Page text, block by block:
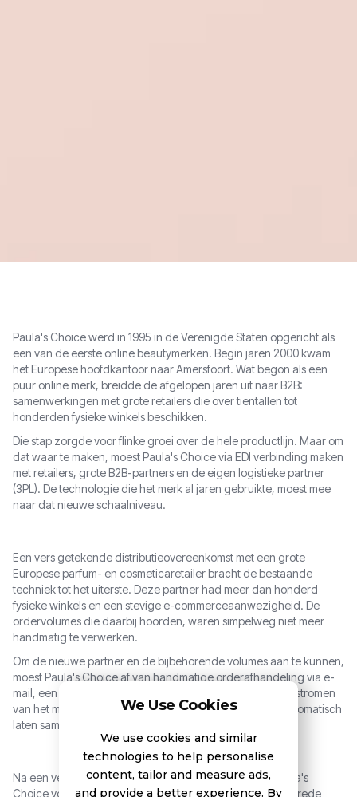
Paula's Choice werd in 1995 in de Verenigde Staten opgericht als
een van de eerste online beautymerken. Begin jaren 2000 kwam
het Europese hoofdkantoor naar Amersfoort. Wat begon als een
puur online merk, breidde de afgelopen jaren uit naar B2B:
samenwerkingen met grote retailers die over tientallen tot
honderden fysieke winkels beschikken.
Die stap zorgde voor flinke groei over de hele productlijn. Maar om
dat waar te maken, moest Paula's Choice via EDI verbinding maken
met retailers, grote B2B-partners en de eigen logistieke partner
(3PL). De technologie die het merk al jaren gebruikte, moest mee
naar dat nieuwe schaalniveau.
Een vers getekende distributieovereenkomst met een grote
Europese parfum- en cosmeticaretailer bracht de bestaande
techniek tot het uiterste. Deze partner had meer dan honderd
fysieke winkels en een stevige e-commerceaanwezigheid. De
ordervolumes die daarbij hoorden, waren simpelweg niet meer
handmatig te verwerken.
Om de nieuwe partner en de bijbehorende volumes aan te kunnen,
moest Paula's Choice af van handmatige orderafhandeling via e-
mail, een volwaardige EDI-oplossing inrichten en de datastromen
van het merk, de retailpartner en de logistieke partner automatisch
laten samenkomen in NetSuite.
Na een vergelijking van meerdere leveranciers koos Paula's
Choice voor het Boomi Enterprise Platform, vanwege de brede
We Use Cookies
We use cookies and similar
technologies to help personalise
content, tailor and measure ads,
and provide a better experience. By